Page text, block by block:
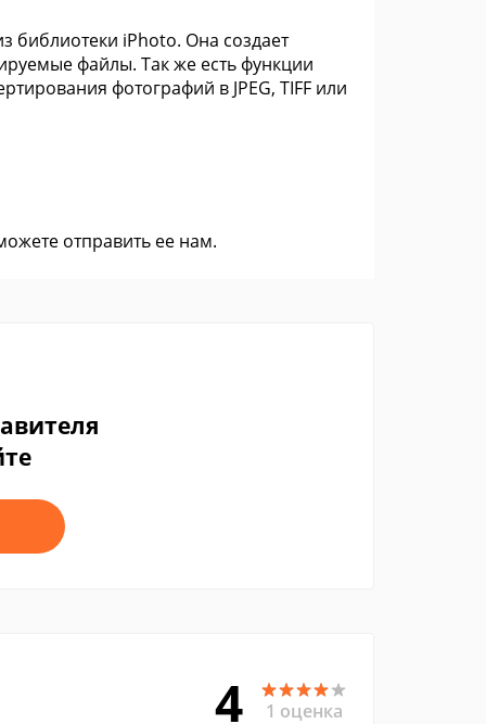
библиотеки iPhoto. Она создает
файлы. Так же есть функции
фотографий в JPEG, TIFF или
отправить ее нам.
4 1 оценка